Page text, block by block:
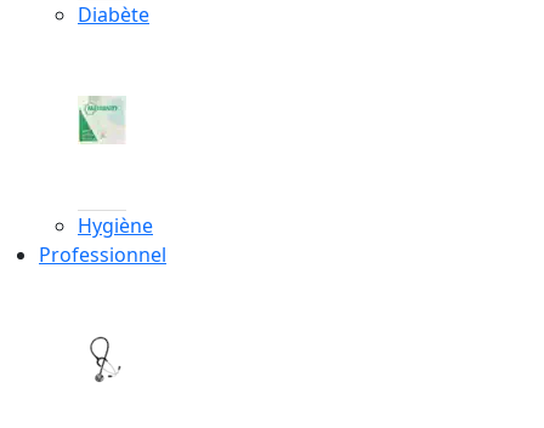
Diabète
Hygiène
Professionnel